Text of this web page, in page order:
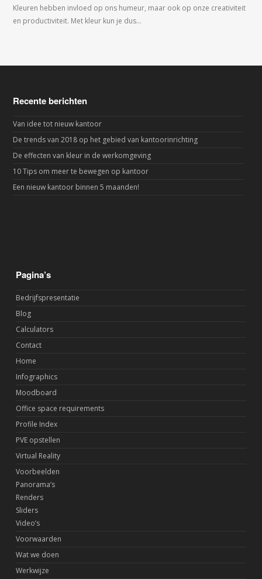
Kleuren hebben invloed op ons humeur, maar ook op onze creativiteit
en productiviteit. Met kleur kun je dus…
Recente berichten
Van idee tot nieuw kantoor
De trends van 2018 op het gebied van kantoorinrichting
De effecten van kleur in de werkomgeving
10 Tips om meer te bewegen op kantoor
Een nieuw kantoor binnen 5 maanden!
Pagina’s
Bedrijfspresentatie
Blog
Calculators
Contact
Home
Infographics
Moodboard
Office space requirements
Profile Index
PVE opstellen
Virtual Reality
Voorbeelden
Panorama’s
Renders
Sliders
Video’s
Voorwaarden
Wat we doen
Werkwijze